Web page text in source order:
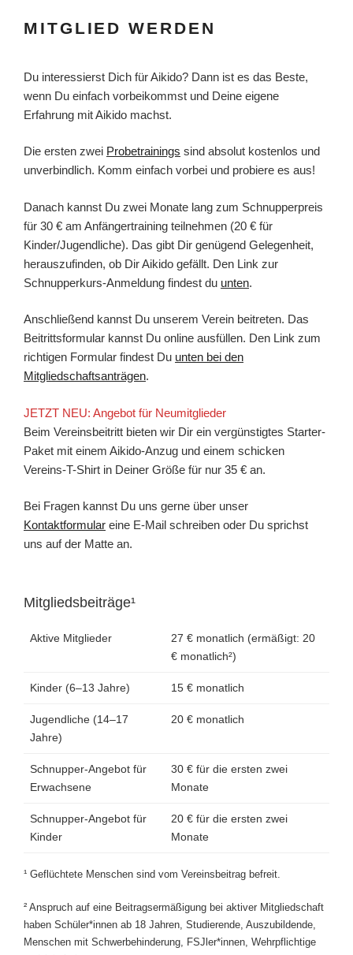
MITGLIED WERDEN
Du interessierst Dich für Aikido? Dann ist es das Beste,
wenn Du einfach vorbeikommst und Deine eigene
Erfahrung mit Aikido machst.
Die ersten zwei Probetrainings sind absolut kostenlos und
unverbindlich. Komm einfach vorbei und probiere es aus!
Danach kannst Du zwei Monate lang zum Schnupperpreis
für 30 € am Anfängertraining teilnehmen (20 € für
Kinder/Jugendliche). Das gibt Dir genügend Gelegenheit,
herauszufinden, ob Dir Aikido gefällt. Den Link zur
Schnupperkurs-Anmeldung findest du unten.
Anschließend kannst Du unserem Verein beitreten. Das
Beitrittsformular kannst Du online ausfüllen. Den Link zum
richtigen Formular findest Du unten bei den
Mitgliedschaftsanträgen.
JETZT NEU: Angebot für Neumitglieder
Beim Vereinsbeitritt bieten wir Dir ein vergünstigtes Starter-
Paket mit einem Aikido-Anzug und einem schicken
Vereins-T-Shirt in Deiner Größe für nur 35 € an.
Bei Fragen kannst Du uns gerne über unser
Kontaktformular eine E-Mail schreiben oder Du sprichst
uns auf der Matte an.
Mitgliedsbeiträge¹
Aktive Mitglieder
27 € monatlich (ermäßigt: 20
€ monatlich²)
Kinder (6–13 Jahre) 15 € monatlich
Jugendliche (14–17
Jahre)
20 € monatlich
Schnupper-Angebot für
Erwachsene
30 € für die ersten zwei
Monate
Schnupper-Angebot für
Kinder
20 € für die ersten zwei
Monate
¹ Geflüchtete Menschen sind vom Vereinsbeitrag befreit.
² Anspruch auf eine Beitragsermäßigung bei aktiver Mitgliedschaft
haben Schüler*innen ab 18 Jahren, Studierende, Auszubildende,
Menschen mit Schwerbehinderung, FSJler*innen, Wehrpflichtige